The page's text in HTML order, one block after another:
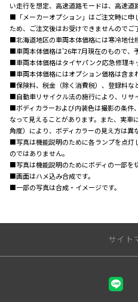
い走行を想定、高速道路モードは、高速道
■「メーカーオプション」はご注文時に申
ため、ご注文後はお受けできませんのでご
■北海道地区の車両本体価格には寒冷地仕
■車両本体価格は’26年7月現在のもので、
■車両本体価格はタイヤパンク応急修理キ
■車両本体価格にはオプション価格は含ま
■保険料、税金（除く消費税）、登録料な
■自動車リサイクル法の施行により、リサ
■ボディカラーおよび内装色は撮影の条件
なって見えることがあります。また、実車
角度）により、ボディカラーの見え方は異
■写真は機能説明のために各ランプを点灯
のではありません。
■写真は機能説明のためにボディの一部を
■画面はハメ込み合成です。
■一部の写真は合成・イメージです。
サイト